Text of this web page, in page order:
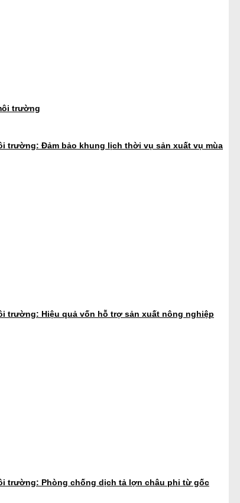
trường
trường: Đảm bảo khung lịch thời vụ sản xuất vụ mùa
trường: Hiệu quả vốn hỗ trợ sản xuất nông nghiệp
trường: Phòng chống dịch tả lợn châu phi từ gốc